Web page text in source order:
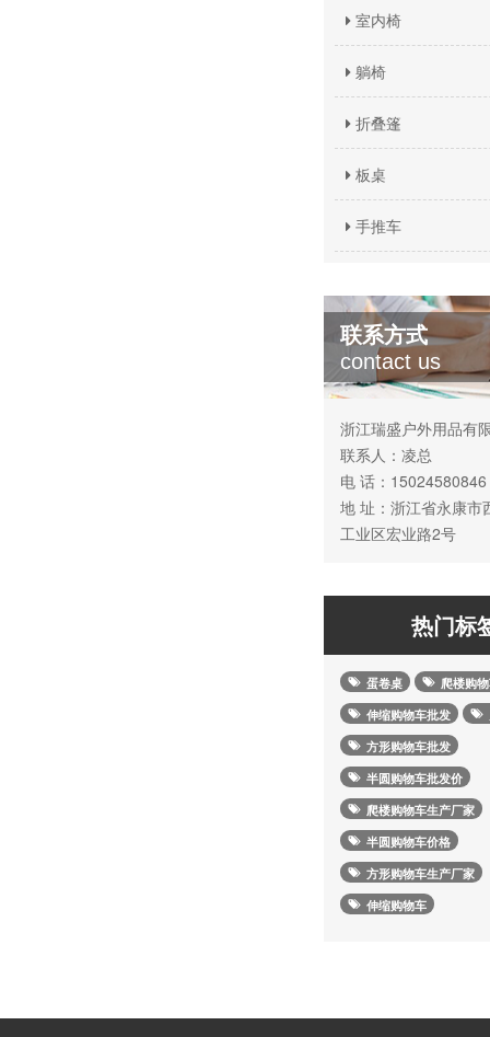
室内椅
躺椅
折叠篷
板桌
手推车
联系方式
contact us
浙江瑞盛户外用品有
联系人：凌总
电 话：15024580846
地 址：浙江省永康市
工业区宏业路2号
热门标
蛋卷桌
爬楼购
伸缩购物车批发
方形购物车批发
半圆购物车批发价
爬楼购物车生产厂家
半圆购物车价格
方形购物车生产厂家
伸缩购物车